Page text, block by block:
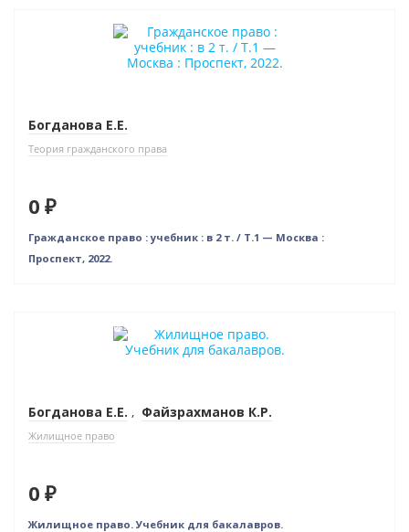
Богданова Е.Е.
Теория гражданского права
0 ₽
Гражданское право : учебник : в 2 т. / Т.1 — Москва :
Проспект, 2022.
Нет в наличии
Богданова Е.Е. , Файзрахманов К.Р.
Жилищное право
0 ₽
Жилищное право. Учебник для бакалавров.